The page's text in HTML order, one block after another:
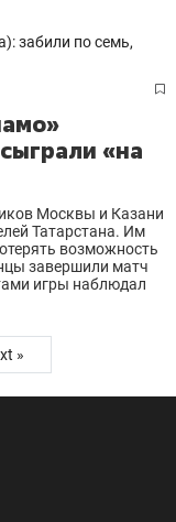
«на
Москвы и Казани
Татарстана. Им
возможность
завершили матч
игры наблюдал
»